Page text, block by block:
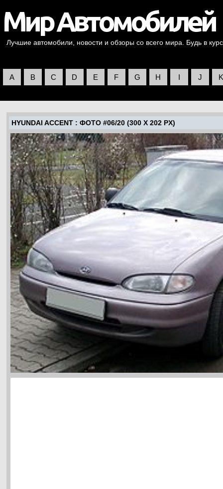
Лучшие автомобили, новости и обзоры со всего мира. Будь в
A B C D E F G H I J K
HYUNDAI ACCENT : ФОТО #06/20 (300 X 202 PX)